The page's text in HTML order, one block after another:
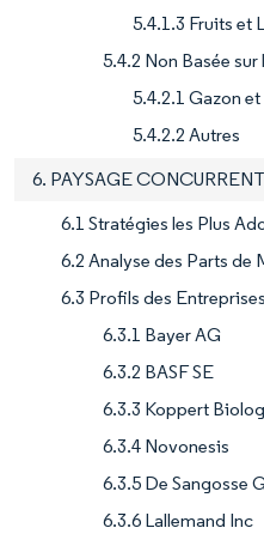
5.4.1.3 Fruits et
5.4.2 Non Basée sur
5.4.2.1 Gazon
5.4.2.2 Autres
6. PAYSAGE
6.1 Stratégies les Plus
6.2 Analyse des Parts de
6.3 Profils des Entreprises
6.3.1 Bayer AG
6.3.2 BASF SE
6.3.3 Koppert
6.3.4 Novonesis
6.3.5 De Sangosse
6.3.6 Lallemand Inc